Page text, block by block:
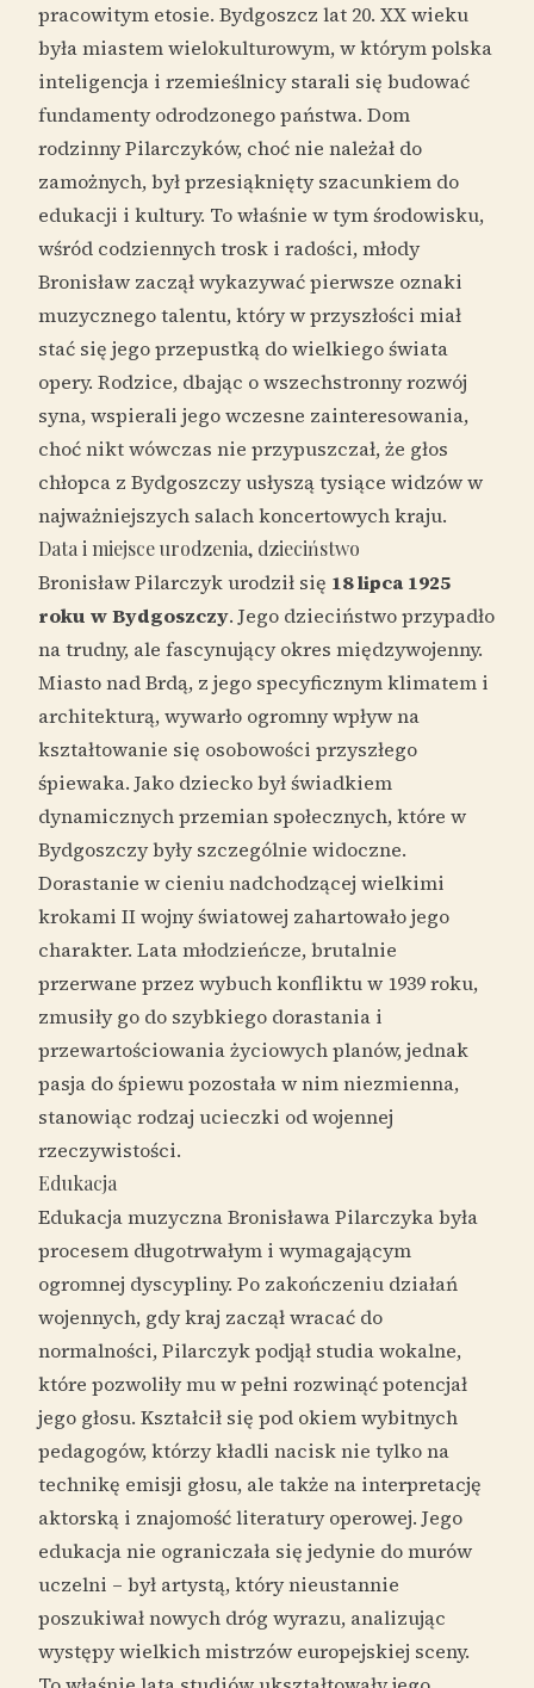
pracowitym etosie. Bydgoszcz lat 20. XX wieku
była miastem wielokulturowym, w którym polska
inteligencja i rzemieślnicy starali się budować
fundamenty odrodzonego państwa. Dom
rodzinny Pilarczyków, choć nie należał do
zamożnych, był przesiąknięty szacunkiem do
edukacji i kultury. To właśnie w tym środowisku,
wśród codziennych trosk i radości, młody
Bronisław zaczął wykazywać pierwsze oznaki
muzycznego talentu, który w przyszłości miał
stać się jego przepustką do wielkiego świata
opery. Rodzice, dbając o wszechstronny rozwój
syna, wspierali jego wczesne zainteresowania,
choć nikt wówczas nie przypuszczał, że głos
chłopca z Bydgoszczy usłyszą tysiące widzów w
najważniejszych salach koncertowych kraju.
Data i miejsce urodzenia, dzieciństwo
Bronisław Pilarczyk urodził się 18 lipca 1925
roku w Bydgoszczy. Jego dzieciństwo przypadło
na trudny, ale fascynujący okres międzywojenny.
Miasto nad Brdą, z jego specyficznym klimatem i
architekturą, wywarło ogromny wpływ na
kształtowanie się osobowości przyszłego
śpiewaka. Jako dziecko był świadkiem
dynamicznych przemian społecznych, które w
Bydgoszczy były szczególnie widoczne.
Dorastanie w cieniu nadchodzącej wielkimi
krokami II wojny światowej zahartowało jego
charakter. Lata młodzieńcze, brutalnie
przerwane przez wybuch konfliktu w 1939 roku,
zmusiły go do szybkiego dorastania i
przewartościowania życiowych planów, jednak
pasja do śpiewu pozostała w nim niezmienna,
stanowiąc rodzaj ucieczki od wojennej
rzeczywistości.
Edukacja
Edukacja muzyczna Bronisława Pilarczyka była
procesem długotrwałym i wymagającym
ogromnej dyscypliny. Po zakończeniu działań
wojennych, gdy kraj zaczął wracać do
normalności, Pilarczyk podjął studia wokalne,
które pozwoliły mu w pełni rozwinąć potencjał
jego głosu. Kształcił się pod okiem wybitnych
pedagogów, którzy kładli nacisk nie tylko na
technikę emisji głosu, ale także na interpretację
aktorską i znajomość literatury operowej. Jego
edukacja nie ograniczała się jedynie do murów
uczelni – był artystą, który nieustannie
poszukiwał nowych dróg wyrazu, analizując
występy wielkich mistrzów europejskiej sceny.